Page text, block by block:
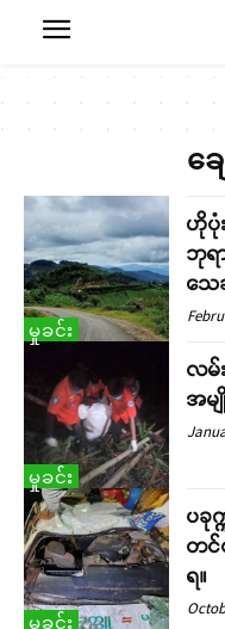
ခ
မှုခင်း
ဟိုပုံ
ဘုရ
သေ
မှုခင်း
လမ်
အမ
မှုခင်း
ပခု
တင်
ရ။